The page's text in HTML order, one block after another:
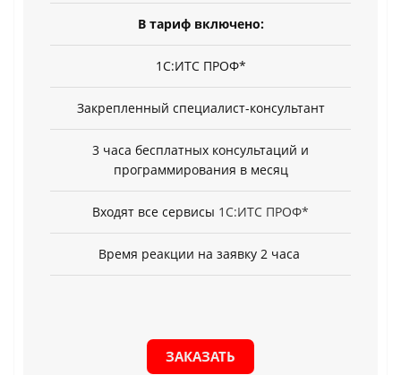
В тариф включено:
1С:ИТС ПРОФ*
Закрепленный специалист-консультант
3 часа бесплатных консультаций и
программирования в месяц
Входят все сервисы 1С:ИТС ПРОФ*
Время реакции на заявку 2 часа
ЗАКАЗАТЬ